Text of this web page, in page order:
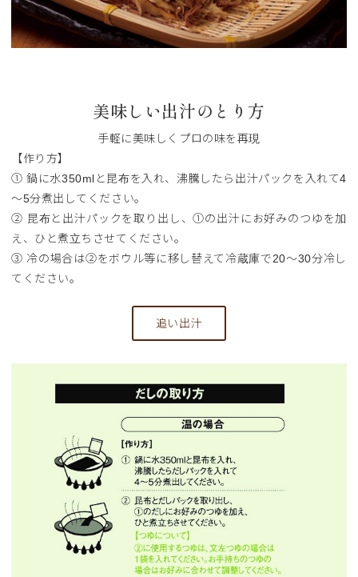
美味しい出汁のとり方
手軽に美味しくプロの味を再現
【作り方】
① 鍋に水350mlと昆布を入れ、沸騰したら出汁パックを入れて4
～5分煮出してください。
② 昆布と出汁パックを取り出し、①の出汁にお好みのつゆを加
え、ひと煮立ちさせてください。
③ 冷の場合は②をボウル等に移し替えて冷蔵庫で20～30分冷し
てください。
追い出汁